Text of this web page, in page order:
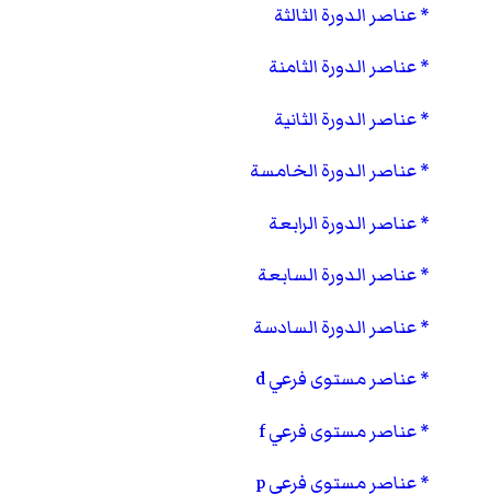
عناصر الدورة الثالثة
عناصر الدورة الثامنة
عناصر الدورة الثانية
عناصر الدورة الخامسة
عناصر الدورة الرابعة
عناصر الدورة السابعة
عناصر الدورة السادسة
عناصر مستوى فرعي d
عناصر مستوى فرعي f
عناصر مستوى فرعي p